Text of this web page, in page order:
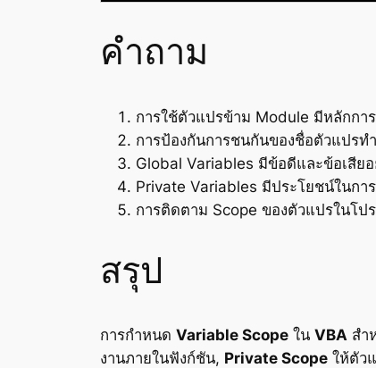
คำถาม
การใช้ตัวแปรข้าม Module มีหลักกา
การป้องกันการชนกันของชื่อตัวแปรทำ
Global Variables มีข้อดีและข้อเสียอ
Private Variables มีประโยชน์ในกา
การติดตาม Scope ของตัวแปรในโป
สรุป
การกำหนด Variable Scope ใน VBA สำ
งานภายในฟังก์ชัน, Private Scope ให้ตัว